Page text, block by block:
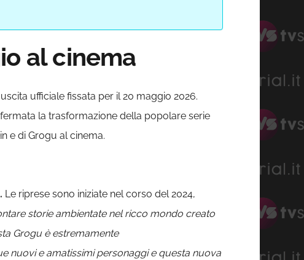
al cinema
ufficiale fissata per il 20 maggio 2026.
la trasformazione della popolare serie
e di Grogu al cinema.
Le riprese sono iniziate nel corso del 2024,
storie ambientate nel ricco mondo creato
Grogu è estremamente
nuovi e amatissimi personaggi e questa nuova